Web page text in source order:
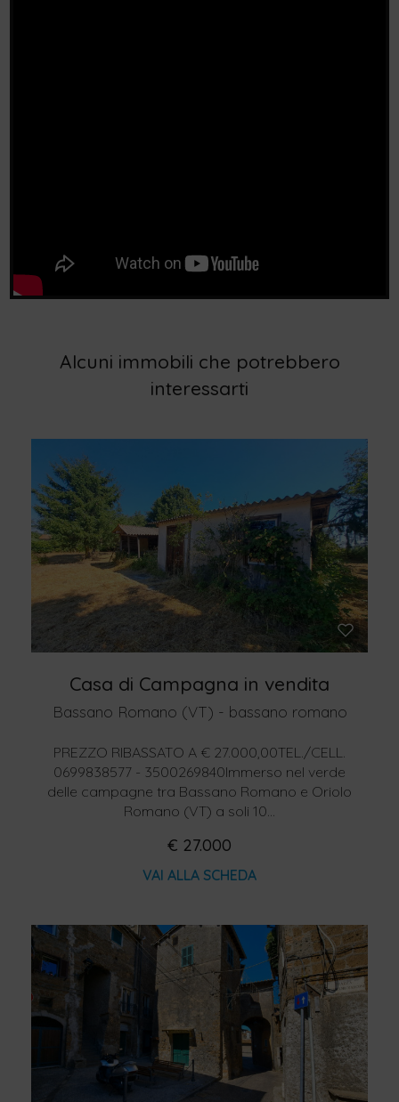
Alcuni immobili che potrebbero
interessarti
Casa di Campagna in vendita
Bassano Romano (VT) - bassano romano
PREZZO RIBASSATO A € 27.000,00TEL./CELL.
0699838577 - 3500269840Immerso nel verde
delle campagne tra Bassano Romano e Oriolo
Romano (VT) a soli 10...
€ 27.000
VAI ALLA SCHEDA